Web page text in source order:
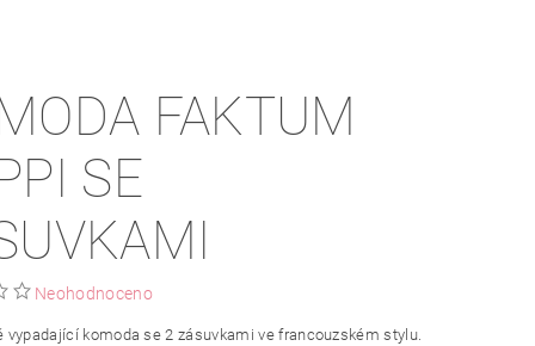
NAPIŠTE NÁM KONTAKTY
FAKTUM
SE
Neohodnoceno
vypadající komoda se 2 zásuvkami ve francouzském stylu.